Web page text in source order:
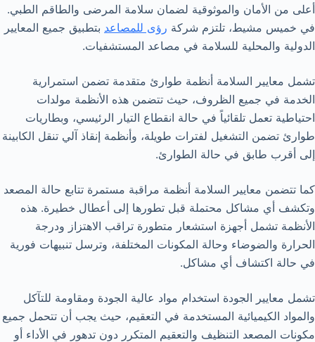
أعلى من الأمان والموثوقية لضمان سلامة المرضى والطاقم الطبي.
في خميس مشيط، تلتزم شركة رؤى للمصاعد بتطبيق جميع المعايير
الدولية والمحلية للسلامة في مصاعد المستشفيات.
تشمل معايير السلامة أنظمة طوارئ متقدمة تضمن استمرارية
الخدمة في جميع الظروف، حيث تتضمن هذه الأنظمة مولدات
احتياطية تعمل تلقائياً في حالة انقطاع التيار الرئيسي، وبطاريات
طوارئ تضمن التشغيل لفترات طويلة، وأنظمة إنقاذ آلي تنقل الكابينة
إلى أقرب طابق في حالة الطوارئ.
كما تتضمن معايير السلامة أنظمة مراقبة مستمرة تتابع حالة المصعد
وتكشف أي مشاكل محتملة قبل تطورها إلى أعطال خطيرة. هذه
الأنظمة تشمل أجهزة استشعار متطورة تراقب الاهتزاز ودرجة
الحرارة والضوضاء وحالة المكونات المختلفة، وترسل تنبيهات فورية
في حالة اكتشاف أي مشاكل.
تشمل معايير الجودة استخدام مواد عالية الجودة ومقاومة للتآكل
والمواد الكيميائية المستخدمة في التعقيم، حيث يجب أن تتحمل جميع
مكونات المصعد التنظيف والتعقيم المتكرر دون تدهور في الأداء أو